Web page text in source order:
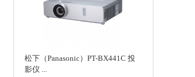
松下（Panasonic）PT-BX441C 投
影仪 ...